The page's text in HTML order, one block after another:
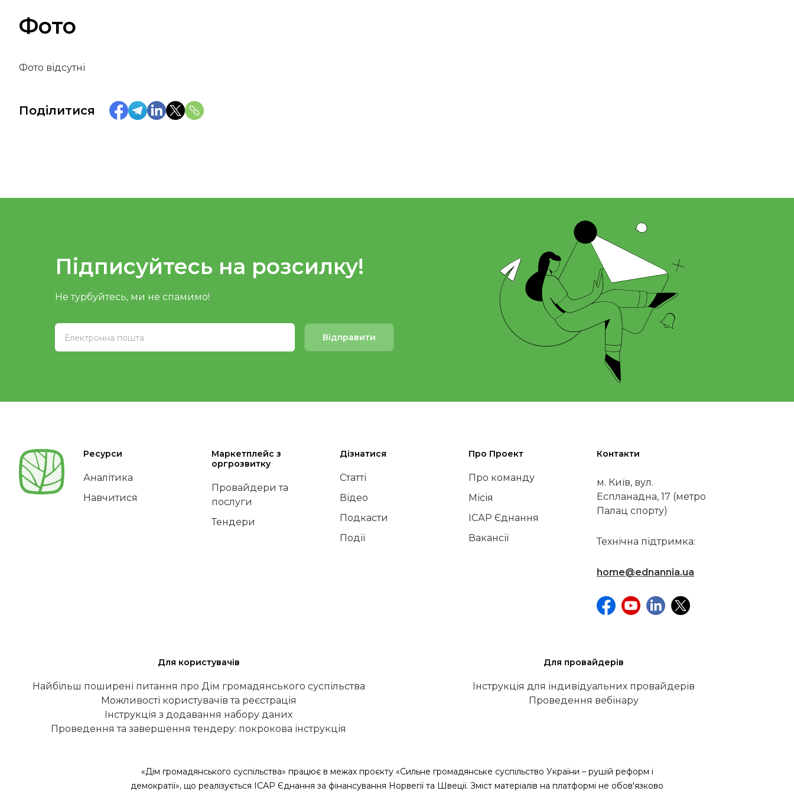
Фото
Фото відсутні
Поділитися
Підписуйтесь на розсилку!
Не турбуйтесь, ми не спамимо!
Відправити
Ресурси
Аналітика
Навчитися
Маркетплейс з
оргрозвитку
Провайдери та
послуги
Тендери
Дізнатися
Статті
Відео
Подкасти
Події
Про Проект
Про команду
Місія
ІСАР Єднання
Вакансії
Контакти
м. Київ, вул.
Еспланадна, 17 (метро
Палац спорту)
Технічна підтримка:
home@ednannia.ua
Для користувачів
Найбільш поширені питання про Дім громадянського суспільства
Можливості користувачів та реєстрація
Інструкція з додавання набору даних
Проведення та завершення тендеру: покрокова інструкція
Для провайдерів
Інструкція для індивідуальних провайдерів
Проведення вебінару
«Дім громадянського суспільства» працює в межах проєкту «Сильне громадянське суспільство України – рушій реформ і
демократії», що реалізується ІСАР Єднання за фінансування Норвегії та Швеції. Зміст матеріалів на платформі не обов'язково